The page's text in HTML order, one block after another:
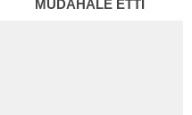
MÜDAHALE ETTİ